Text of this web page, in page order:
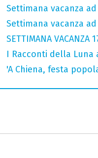
Settimana vacanza
Settimana vacanza
SETTIMANA VACANZA
I Racconti della Luna
'A Chiena, festa